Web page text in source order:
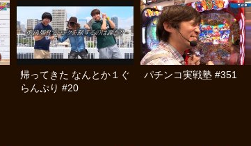
帰ってきた なんとか１ぐ
らんぷり #20
パチンコ実戦塾 #351